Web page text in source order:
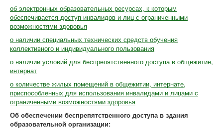
об электронных образовательных ресурсах, к которым
обеспечивается доступ инвалидов и лиц с ограниченными
возможностями здоровья
о наличии специальных технических средств обучения
коллективного и индивидуального пользования
о наличии условий для беспрепятственного доступа в общежитие,
интернат
о количестве жилых помещений в общежитии, интернате,
приспособленных для использования инвалидами и лицами с
ограниченными возможностями здоровья
Об обеспечении беспрепятственного доступа в здания
образовательной организации: